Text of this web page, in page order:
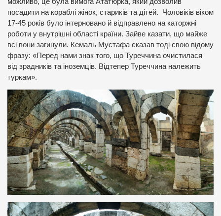
посадити на кораблі жінок, стариків та дітей. Чоловіків віком
17-45 років було інтерновано й відправлено на каторжні
роботи у внутрішні області країни. Зайве казати, що майже
всі вони загинули. Кемаль Мустафа сказав тоді свою відому
фразу: «Перед нами знак того, що Туреччина очистилася
від зрадників та іноземців. Відтепер Туреччина належить
туркам».